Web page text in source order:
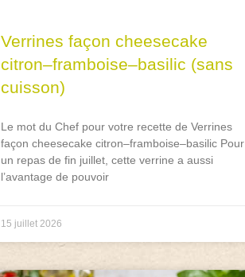
Verrines façon cheesecake
citron–framboise–basilic (sans
cuisson)
Le mot du Chef pour votre recette de Verrines
façon cheesecake citron–framboise–basilic Pour
un repas de fin juillet, cette verrine a aussi
l’avantage de pouvoir
15 juillet 2026